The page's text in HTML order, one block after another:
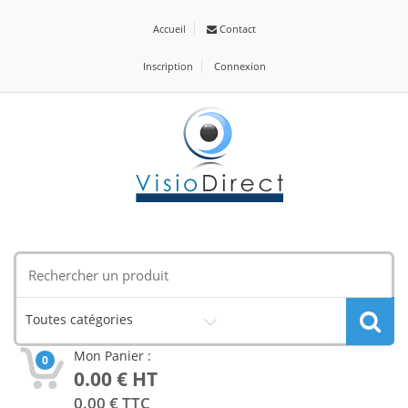
Accueil Contact
Inscription Connexion
Toutes catégories
0 Mon Panier :
0.00€ HT
0.00 € TTC